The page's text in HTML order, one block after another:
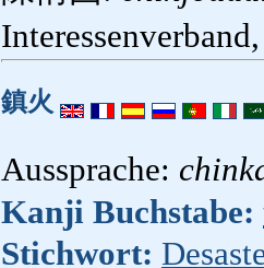
鎮火
Aussprache:
Kanji Buchstabe:
Stichwort: